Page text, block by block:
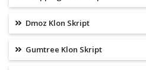
Dmoz Klon Skript
Gumtree Klon Skript